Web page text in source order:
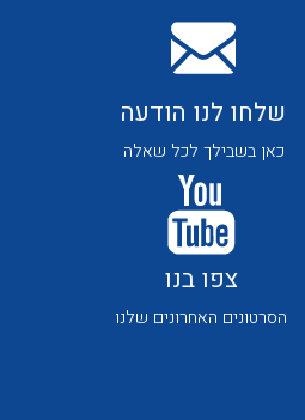
לכל מוצרי היצרן
שלחו לנו הודעה
כאן בשבילך לכל שאלה
צפו בנו
הסרטונים האחרונים שלנו